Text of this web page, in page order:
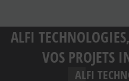
ALFI
VOS PROJETS
ALFI